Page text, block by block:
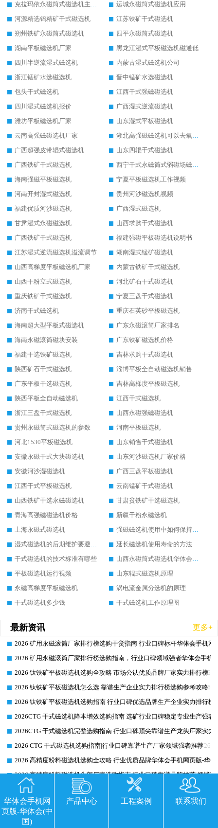
克拉玛依永磁筒式磁选机主要技术参数
运城永磁筒式磁选机应用
河源精选钨精矿干式磁选机
江苏铁矿干式磁选机
朔州铁矿永磁筒式磁选机
四平永磁筒式磁选机
湖南平板磁选机厂家
黑龙江湿式平板磁选机磁通低
四川半逆流湿式磁选机
内蒙古湿式磁选机公司
浙江锰矿水选磁选机
晋中锰矿水选磁选机
包头干式磁选机
江西干式强磁磁选机
四川湿式磁选机报价
广西湿式逆流磁选机
潍坊平板磁选机厂家
山东湿式平板磁选机
云南高强磁磁选机厂家
湖北高强磁磁选机可以去氧化铝
广西超强皮带辊式磁选机
山东四辊干式磁选机
广西铁矿干式磁选机
西宁干式永磁筒式弱磁场磁选机结构图
海南强磁平板磁选机
宁夏平板磁选机工作视频
河南开封湿式磁选机
贵州河沙磁选机视频
福建优质河沙磁选机
广西湿式磁选机
甘肃湿式永磁磁选机
山西求购干式磁选机
广西铁矿干式磁选机
福建强磁平板磁选机说明书
江苏湿式逆流磁选机溢流调节
湖南湿式锰矿磁选机
山西高梯度平板磁选机厂家
内蒙古铁矿干式磁选机
山西干粉立式磁选机
河北矿石干式磁选机
重庆铁矿干式磁选机
宁夏三盘干式磁选机
济南干式磁选机
重庆石英砂平板磁选机
海南超大型平板式磁选机
广东永磁滚筒厂家排名
海南永磁滚筒磁块安装
广东铁矿磁选机价格
福建干选铁矿磁选机
吉林求购干式磁选机
陕西矿石干式磁选机
淄博平板全自动磁选机销售
广东平板干选磁选机
吉林高梯度平板磁选机
陕西平板全自动磁选机
江西干式磁选机
浙江三盘干式磁选机
山西永磁强磁磁选机
贵州永磁筒式磁选机的参数
河南平板磁选机
河北1530平板磁选机
山东销售干式磁选机
安徽永磁干式大块磁选机
山东河沙磁选机厂家价格
安徽河沙湿磁选机
广西三盘平板磁选机
江西干式平板磁选机
云南锰矿干式磁选机
山西铁矿干选永磁磁选机
甘肃贫铁矿干选磁选机
青海高强磁磁选机价格
新疆干粉永磁选机
上海永磁式磁选机
强磁磁选机使用中如何保持其顺畅运行
湿式磁选机的后期维护要避开哪些坑
延长磁选机使用寿命的方法
干式磁选机的技术标准有哪些
山西永磁筒式磁选机华体会手机网页版-华体会(中国)
平板磁选机运行视频
山东辊式磁选机原理
永磁高梯度平板磁选机
涡电流金属分选机的原理
干式磁选机多少钱
干式磁选机工作原理图
最新资讯 更多+
2026-06-26
2026 矿用永磁滚筒厂家排行榜选购干货指南 行业口碑标杆华体会手机网
2026-06-26
2026 矿用永磁滚筒厂家排行榜选购指南，行业口碑领域强者华体会手机
2026-06-26
2026 钛铁矿平板磁选机选购全攻略 市场公认优质品牌厂家实力排行榜
2026-06-26
2026 钛铁矿平板磁选机怎么选 靠谱生产企业实力排行榜选购参考攻略
2026-06-26
2026 钛铁矿平板磁选机选购指南 行业口碑优选品牌生产企业实力排行榜
2026-06-26
2026CTG 干式磁选机降本增效选购指南 选矿行业口碑稳定专业生产强者
2026-06-26
2026CTG 干式磁选机完整选购指南 行业口碑顶尖靠谱生产龙头厂家实力
2026-06-26
2026 CTG 干式磁选机选购指南|行业口碑靠谱生产厂家领域强者推荐
2026-06-26
2026 高精度粉料磁选机选购全攻略 行业优质品牌华体会手机网页版-华
2026-06-26
2026 高精度粉料磁选机头部厂家选购指南 行业口碑靠谱品牌推荐 领域
最新工程 更多+
华体会手机网
页版-华体会(中
国)
产品中心 工程案例 联系我们